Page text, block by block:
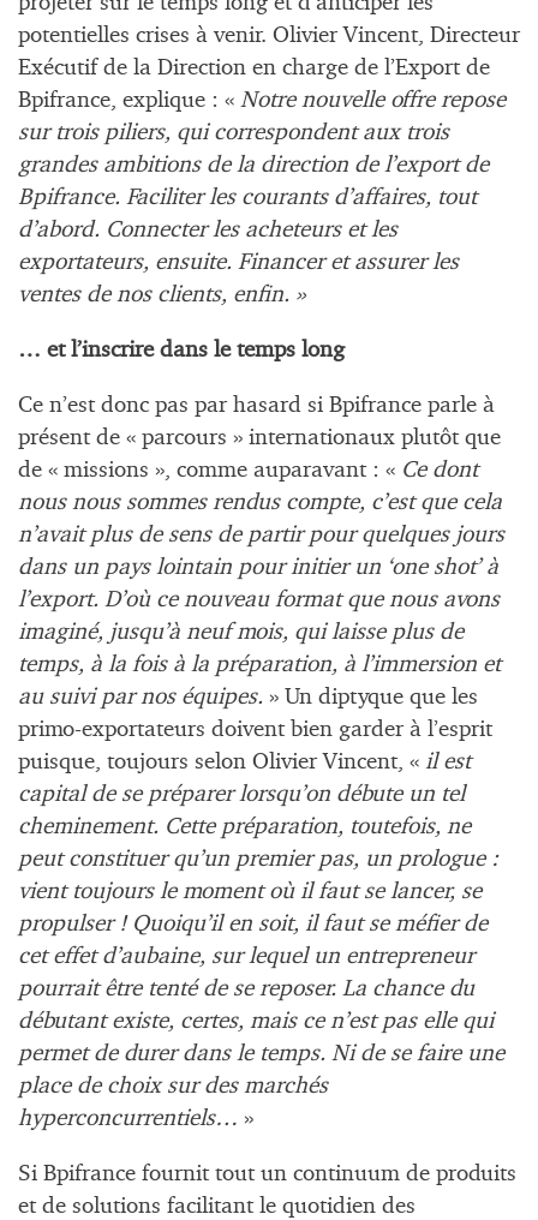
potentielles crises à venir. Olivier Vincent, Directeur
Exécutif de la Direction en charge de l’Export de
Bpifrance, explique : « Notre nouvelle offre repose
sur trois piliers, qui correspondent aux trois
grandes ambitions de la direction de l’export de
Bpifrance. Faciliter les courants d’affaires, tout
d’abord. Connecter les acheteurs et les
exportateurs, ensuite. Financer et assurer les
ventes de nos clients, enfin. »
… et l’inscrire dans le temps long
Ce n’est donc pas par hasard si Bpifrance parle à
présent de « parcours » internationaux plutôt que
de « missions », comme auparavant : « Ce dont
nous nous sommes rendus compte, c’est que cela
n’avait plus de sens de partir pour quelques jours
dans un pays lointain pour initier un ‘one shot’ à
l’export. D’où ce nouveau format que nous avons
imaginé, jusqu’à neuf mois, qui laisse plus de
temps, à la fois à la préparation, à l’immersion et
au suivi par nos équipes. » Un diptyque que les
primo-exportateurs doivent bien garder à l’esprit
puisque, toujours selon Olivier Vincent, « il est
capital de se préparer lorsqu’on débute un tel
cheminement. Cette préparation, toutefois, ne
peut constituer qu’un premier pas, un prologue :
vient toujours le moment où il faut se lancer, se
propulser ! Quoiqu’il en soit, il faut se méfier de
cet effet d’aubaine, sur lequel un entrepreneur
pourrait être tenté de se reposer. La chance du
débutant existe, certes, mais ce n’est pas elle qui
permet de durer dans le temps. Ni de se faire une
place de choix sur des marchés
hyperconcurrentiels… »
Si Bpifrance fournit tout un continuum de produits
et de solutions facilitant le quotidien des